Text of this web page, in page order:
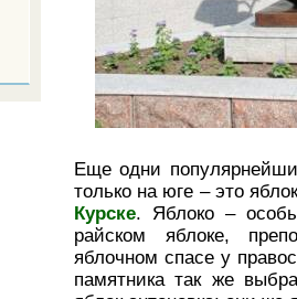
Еще одни
только на юге – это
Курске. Яблоко –
райском яблоке,
яблочном спасе у
памятника так же